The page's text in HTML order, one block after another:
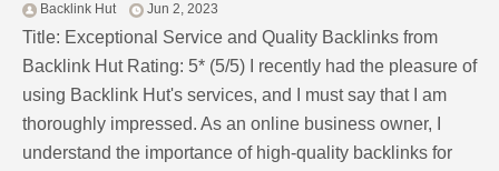
Backlink Hut Jun 2, 2023
Title: Exceptional Service and Quality Backlinks from
Backlink Hut Rating: 5* (5/5) I recently had the pleasure of
using Backlink Hut's services, and I must say that I am
thoroughly impressed. As an online business owner, I
understand the importance of high-quality backlinks for